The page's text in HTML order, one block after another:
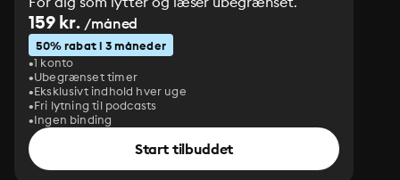
159 kr. /måned
50% rabat i 3 måneder
1 konto
Ubegrænset timer
Eksklusivt indhold hver uge
Fri lytning til podcasts
Ingen binding
Start tilbuddet